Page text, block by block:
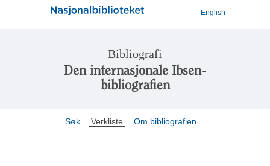
English
Bibliografi
Den internasjonale Ibsen-
bibliografien
Søk Verkliste Om bibliografien